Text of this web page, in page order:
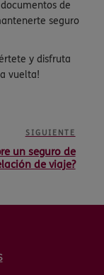
de
seguro
y disfruta
vuelta!
SIGUIENTE
un seguro de
de viaje?